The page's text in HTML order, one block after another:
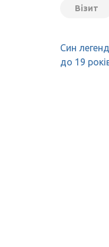
Візит
Син
до 19